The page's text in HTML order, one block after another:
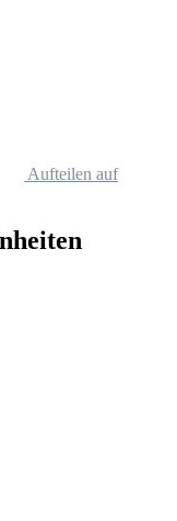
Aufteilen auf